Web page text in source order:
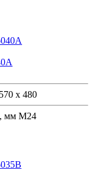
570 х 480
мм М24